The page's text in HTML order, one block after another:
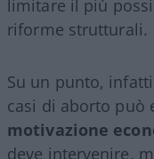
limitare il più
riforme strutturali.
Su un punto,
casi di aborto può
motivazione
deve intervenire,